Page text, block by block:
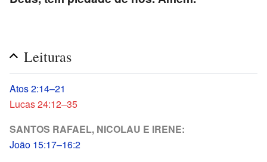
Leituras
Atos 2:14–21
Lucas 24:12–35
SANTOS RAFAEL, NICOLAU E IRENE:
João 15:17–16:2